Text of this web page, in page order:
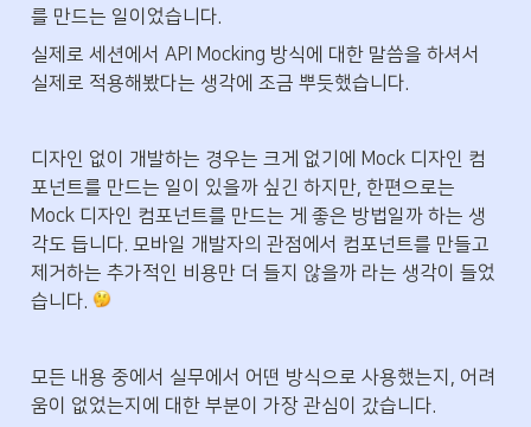
를 만드는 일이었습니다.
실제로 세션에서 API Mocking 방식에 대한 말씀을 하셔서
실제로 적용해봤다는 생각에 조금 뿌듯했습니다.
디자인 없이 개발하는 경우는 크게 없기에 Mock 디자인 컴
포넌트를 만드는 일이 있을까 싶긴 하지만, 한편으로는
Mock 디자인 컴포넌트를 만드는 게 좋은 방법일까 하는 생
각도 듭니다. 모바일 개발자의 관점에서 컴포넌트를 만들고
제거하는 추가적인 비용만 더 들지 않을까 라는 생각이 들었
습니다.
모든 내용 중에서 실무에서 어떤 방식으로 사용했는지, 어려
움이 없었는지에 대한 부분이 가장 관심이 갔습니다.